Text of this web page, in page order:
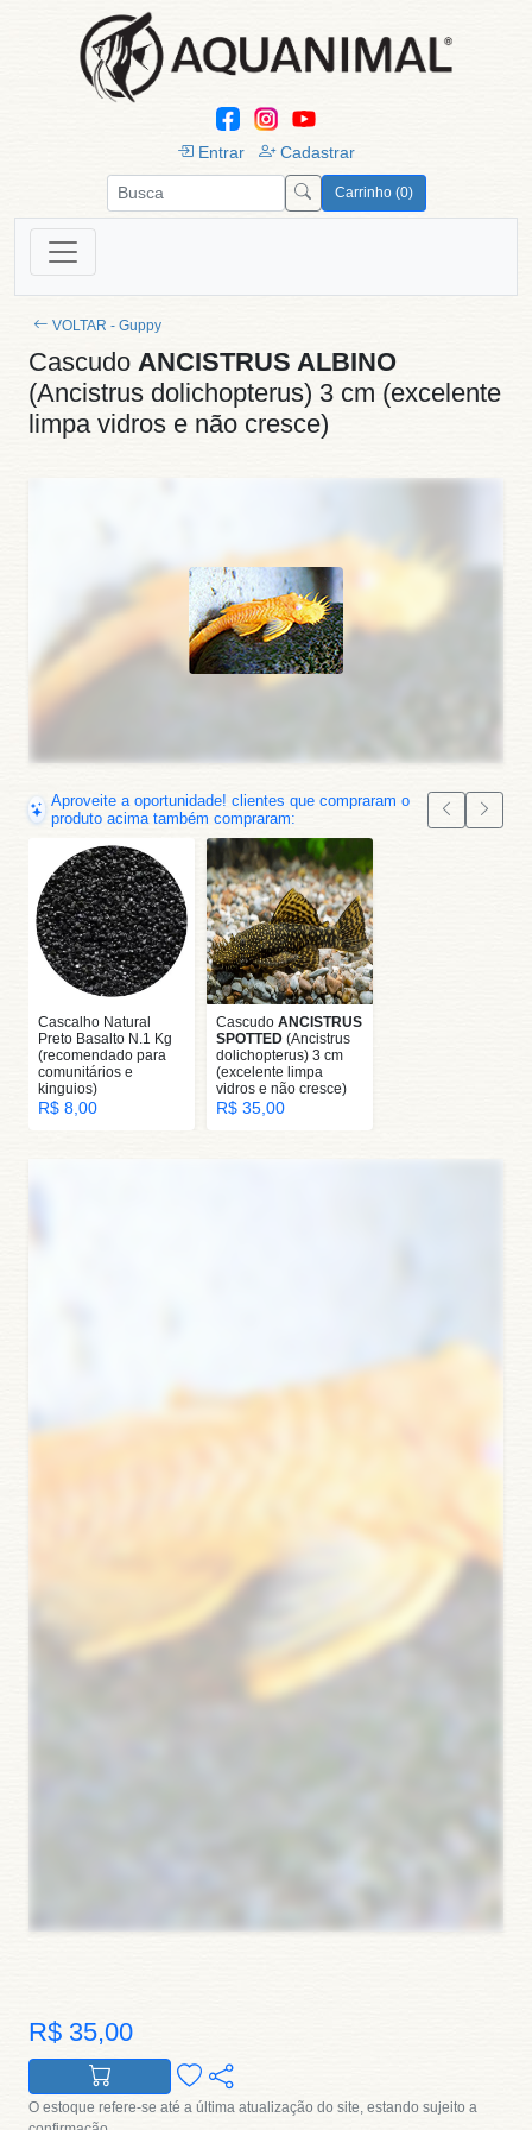
Entrar Cadastrar
Carrinho (0)
VOLTAR - Guppy
Cascudo ANCISTRUS ALBINO
(Ancistrus dolichopterus) 3 cm (excelente
limpa vidros e não cresce)
Aproveite a oportunidade! clientes que compraram o
produto acima também compraram:
Cascalho Natural
Preto Basalto N.1 Kg
(recomendado para
comunitários e
kinguios)
R$ 8,00
Cascudo ANCISTRUS
SPOTTED (Ancistrus
dolichopterus) 3 cm
(excelente limpa
vidros e não cresce)
R$ 35,00
R$ 35,00
O estoque refere-se até a última atualização do site, estando sujeito a